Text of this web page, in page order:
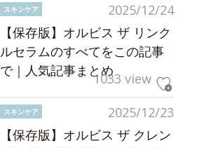
2025/12/24
スキンケア
【保存版】オルビス ザ リンク
ルセラムのすべてをこの記事
で｜人気記事まとめ1033 view
2025/12/23
スキンケア
【保存版】オルビス ザ クレン